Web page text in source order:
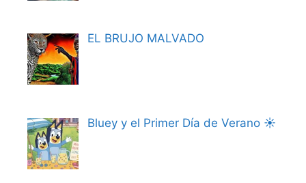
EL BRUJO MALVADO
Bluey y el Primer Día de Verano ☀️